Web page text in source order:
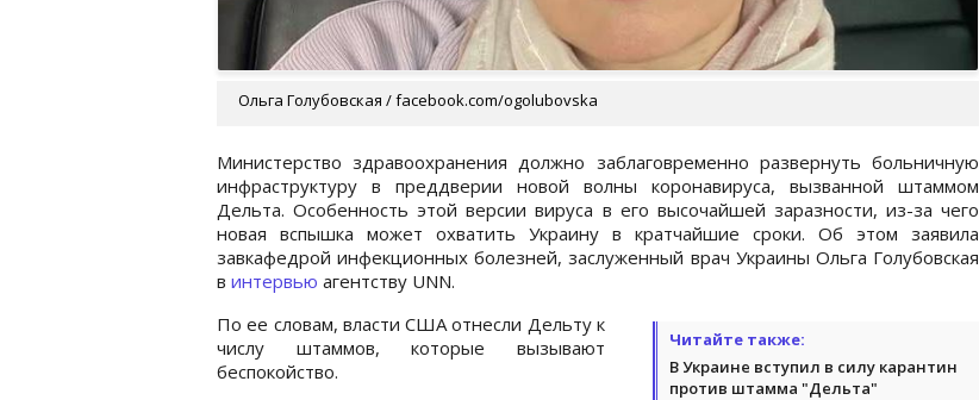
Ольга Голубовская / facebook.com/ogolubovska
Министерство здравоохранения должно заблаговременно развернуть больничную
инфраструктуру в преддверии новой волны коронавируса, вызванной штаммом
Дельта. Особенность этой версии вируса в его высочайшей заразности, из-за чего
новая вспышка может охватить Украину в кратчайшие сроки. Об этом заявила
завкафедрой инфекционных болезней, заслуженный врач Украины Ольга Голубовская
в интервью агентству UNN.
Читайте также:
В Украине вступил в силу карантин
против штамма "Дельта"
По ее словам, власти США отнесли Дельту к
числу штаммов, которые вызывают
беспокойство.